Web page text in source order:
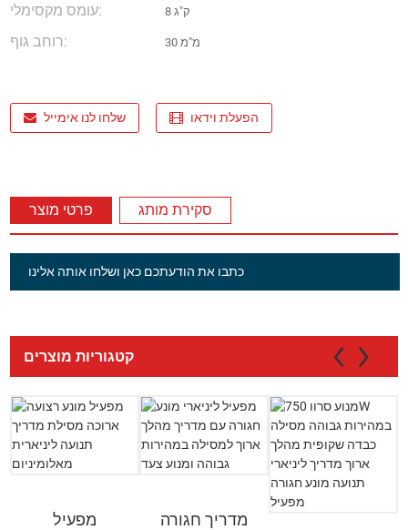
עומס מקסימלי: 8 ק"ג
רוחב גוף: 30 מ"מ
שלחו לנו אימייל הפעלת וידאו
פרטי מוצר סקירת מותג
כתבו את הודעתכם כאן ושלחו אותה אלינו
קטגוריות מוצרים
מפעיל
מדריך חגורה